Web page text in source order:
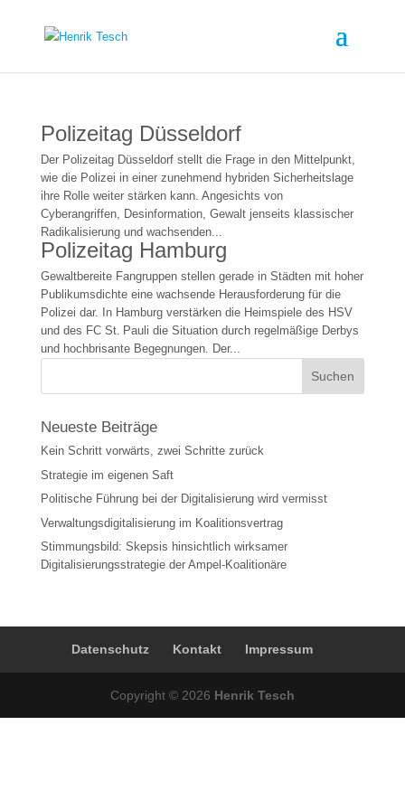
Polizeitag Düsseldorf
Der Polizeitag Düsseldorf stellt die Frage in den Mittelpunkt,
wie die Polizei in einer zunehmend hybriden Sicherheitslage
ihre Rolle weiter stärken kann. Angesichts von
Cyberangriffen, Desinformation, Gewalt jenseits klassischer
Radikalisierung und wachsenden...
Polizeitag Hamburg
Gewaltbereite Fangruppen stellen gerade in Städten mit hoher
Publikumsdichte eine wachsende Herausforderung für die
Polizei dar. In Hamburg verstärken die Heimspiele des HSV
und des FC St. Pauli die Situation durch regelmäßige Derbys
und hochbrisante Begegnungen. Der...
Neueste Beiträge
Kein Schritt vorwärts, zwei Schritte zurück
Strategie im eigenen Saft
Politische Führung bei der Digitalisierung wird vermisst
Verwaltungsdigitalisierung im Koalitionsvertrag
Stimmungsbild: Skepsis hinsichtlich wirksamer
Digitalisierungsstrategie der Ampel-Koalitionäre
Datenschutz Kontakt Impressum
Copyright © 2026 Henrik Tesch